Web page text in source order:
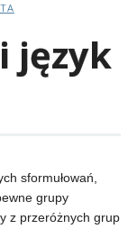
język
sformułowań,
grupy
z przeróżnych grup